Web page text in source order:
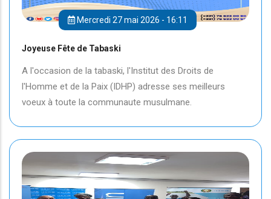
Mercredi 27 mai 2026 - 16:11
Joyeuse Fête de Tabaski
A l'occasion de la tabaski, l'Institut des Droits de
l'Homme et de la Paix (IDHP) adresse ses meilleurs
voeux à toute la communaute musulmane.